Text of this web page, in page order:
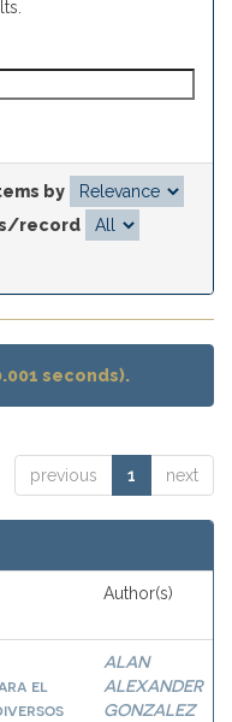
by
record
seconds).
previous 1 next
Author(s)
el
ALAN
ALEXANDER
GONZALEZ